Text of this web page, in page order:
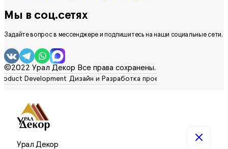
Мы в соц.сетях
Задайте вопрос в мессенджере и подпишитесь на наши социальные сети.
©2022 Урал Декор Все права сохранены.
Урал Декор